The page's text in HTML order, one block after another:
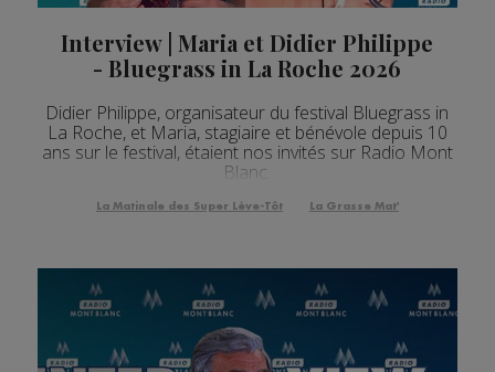
Interview | Maria et Didier Philippe
- Bluegrass in La Roche 2026
Didier Philippe, organisateur du festival Bluegrass in
La Roche, et Maria, stagiaire et bénévole depuis 10
ans sur le festival, étaient nos invités sur Radio Mont
Blanc.
La Matinale des Super Lève-Tôt La Grasse Mat'